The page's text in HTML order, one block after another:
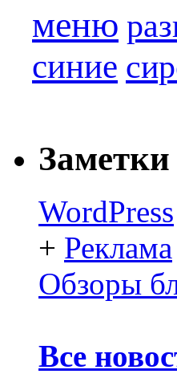
меню
синие
Заметки
WordPress
+ Реклама
Обзоры
Все